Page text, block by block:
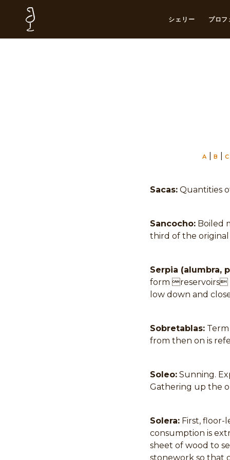
シェリー プロ
A |B C
Sacas: Quantities
Sancocho: Boiled
third of the
Serpia (alumbra,
form reservoirs
low down and
Sobretablas:
from then on is
Soleo: Sunning.
Gathering up the
Solera: First, floor-
consumption is
sheet of wood to
stonework so that